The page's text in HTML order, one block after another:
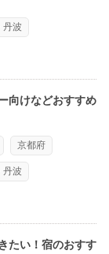
丹波
向けなどおすすめ
京都府
丹波
たい！宿のおすす